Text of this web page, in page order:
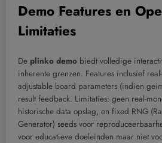
Demo Features en
Limitaties
De plinko demo biedt volledige
inherente grenzen. Features inclusief
adjustable board parameters (indien
result feedback. Limitaties: geen real-
historische data opslag, en fixed RNG
Generator) seeds voor
voor educatieve doeleinden maar niet